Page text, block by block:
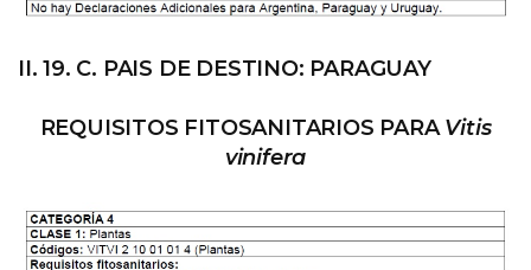
II. 19. C. PAIS DE DESTINO: PARAGUAY
REQUISITOS FITOSANITARIOS PARAVitis
vinifera